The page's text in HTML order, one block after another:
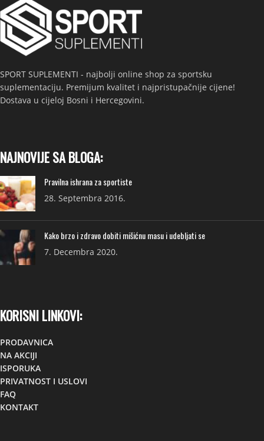
SPORT SUPLEMENTI - najbolji online shop za sportsku
suplementaciju. Premijum kvalitet i najpristupačnije cijene!
Dostava u cijeloj Bosni i Hercegovini.
NAJNOVIJE SA BLOGA:
Pravilna ishrana za sportiste
28. Septembra 2016.
Kako brzo i zdravo dobiti mišićnu masu i udebljati se
7. Decembra 2020.
KORISNI LINKOVI:
PRODAVNICA
NA AKCIJI
ISPORUKA
PRIVATNOST I USLOVI
FAQ
KONTAKT